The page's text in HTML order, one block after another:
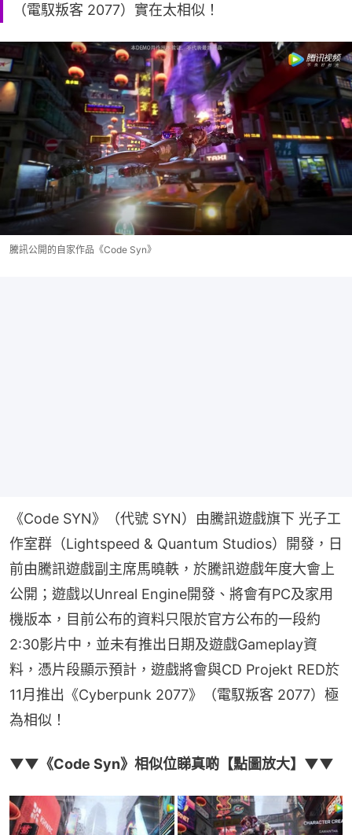
（電馭叛客 2077）實在太相似！
騰訊公開的自家作品《Code Syn》
《Code SYN》（代號 SYN）由騰訊遊戲旗下 光子工
作室群（Lightspeed & Quantum Studios）開發，日
前由騰訊遊戲副主席馬曉軼，於騰訊遊戲年度大會上
公開；遊戲以Unreal Engine開發、將會有PC及家用
機版本，目前公布的資料只限於官方公布的一段約
2:30影片中，並未有推出日期及遊戲Gameplay資
料，憑片段顯示預計，遊戲將會與CD Projekt RED於
11月推出《Cyberpunk 2077》（電馭叛客 2077）極
為相似！
▼▼《Code Syn》相似位睇真啲【點圖放大】▼▼